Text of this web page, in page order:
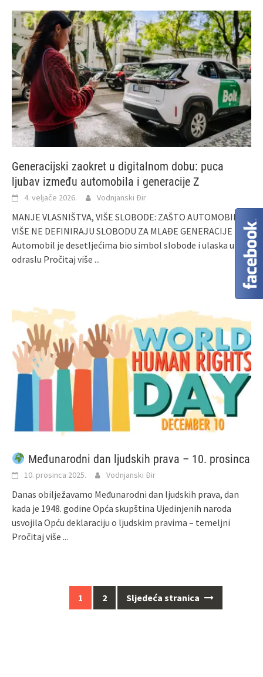
Generacijski zaokret u digitalnom dobu: puca
ljubav između automobila i generacije Z
4. veljače 2026. Vodnjanski Đir
MANJE VLASNIŠTVA, VIŠE SLOBODE: ZAŠTO AUTOMOBILI
VIŠE NE DEFINIRAJU SLOBODU ZA MLAĐE GENERACIJE
Automobil je desetljećima bio simbol slobode i ulaska u
odraslu Pročitaj više ...
Međunarodni dan ljudskih prava – 10. prosinca
10. prosinca 2025. Vodnjanski Đir
Danas obilježavamo Međunarodni dan ljudskih prava, dan
kada je 1948. godine Opća skupština Ujedinjenih naroda
usvojila Opću deklaraciju o ljudskim pravima – temeljni
Pročitaj više ...
1 2 Sljedeća stranica